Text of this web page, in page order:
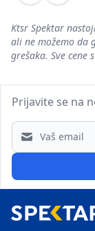
Ktsr Spektar
ali ne možemo da
grešaka. Sve cene
Prijavite se na
Email address